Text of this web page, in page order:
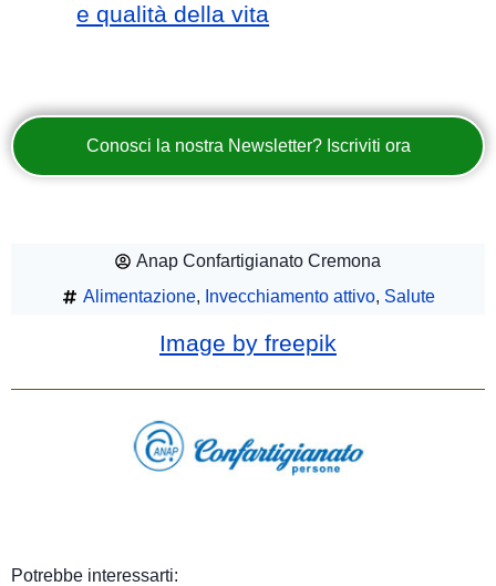
e qualità della vita
Conosci la nostra Newsletter? Iscriviti ora
Anap Confartigianato Cremona
Alimentazione, Invecchiamento attivo, Salute
Image by freepik
Potrebbe interessarti: